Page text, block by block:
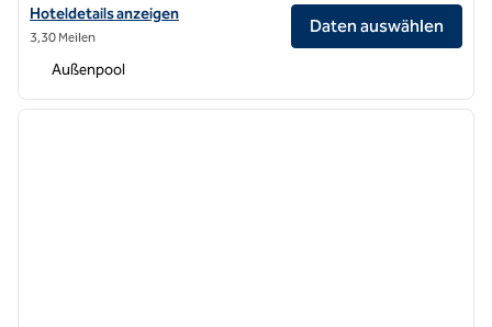
Hoteldetails für The Valorian Los Angeles, Curio Collection by Hilton
Hoteldetails anzeigen
3,30 Meilen
Daten auswählen
Außenpool
1 von 12